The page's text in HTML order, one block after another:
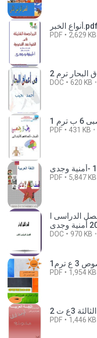
أنواع الخبر.pdf
PDF 2,629 KB
DOC 620 KB
PDF 431 KB
PDF 5,847 KB
الدراسى ا
DOC 970 KB
PDF 1,954 KB
PDF 1,446 KB